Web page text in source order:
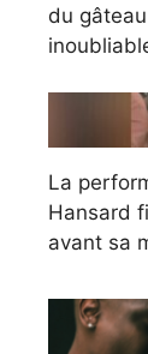
du
La
Hansard
avant sa